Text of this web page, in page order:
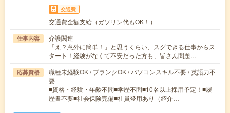
交通費
交通費全額支給（ガソリン代もOK！）
仕事内容
介護関連
「え？意外に簡単！」と思うくらい、スグできる仕事からス
タート！経験がなくて不安だった方も、皆さん問題…
応募資格
職種未経験OK / ブランクOK / パソコンスキル不要 / 英語力不
要
■資格・経験・年齢不問■学歴不問■10名以上採用予定！■履
歴書不要■社会保険完備■社員登用あり（紹介…